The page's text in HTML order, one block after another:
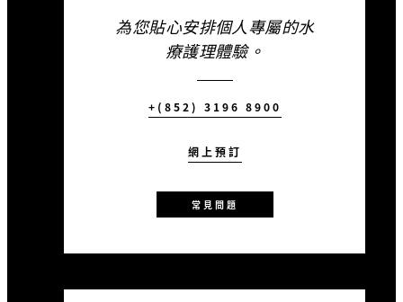
為您貼心安排個人專屬的水
療護理體驗。
+(852) 3196 8900
網上預訂
常見問題